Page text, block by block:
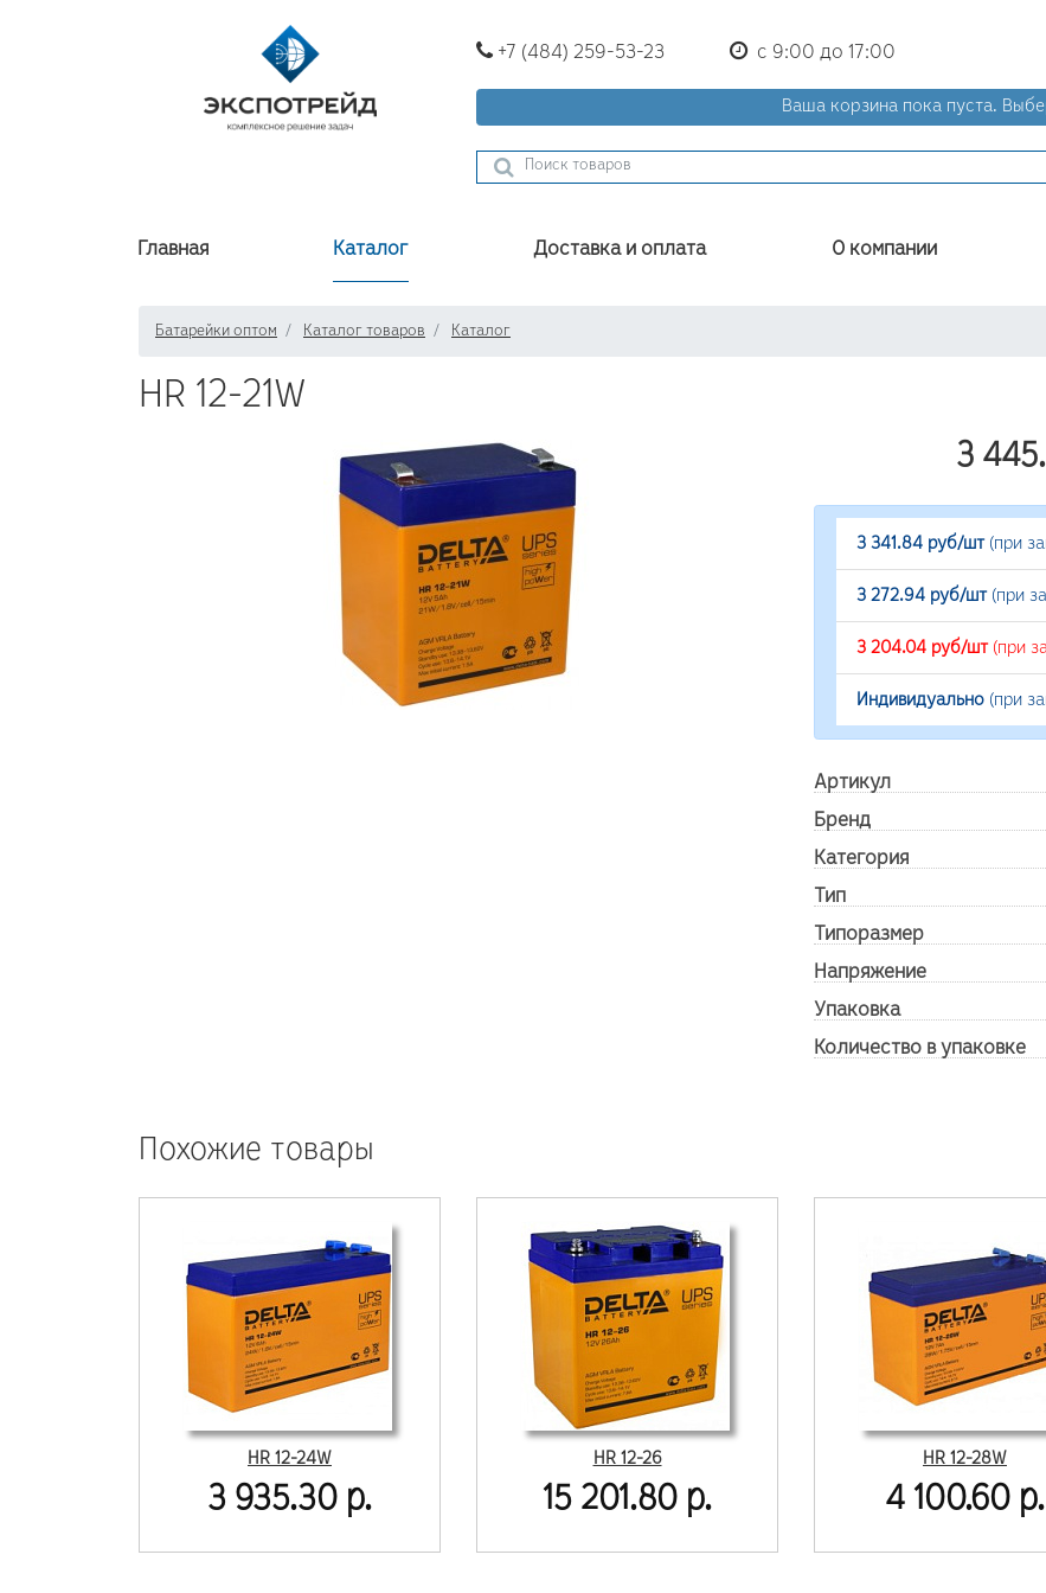
+7 (484) 259-53-23 с 9:00 до 17:00
Ваша корзина пока пуста.
Главная Каталог Доставка и оплата О компании
Батарейки оптом Каталог товаров Каталог
HR 12-21W
3
3 341.84 руб/шт(при
3 272.94 руб/шт(при
3 204.04 руб/шт(при
Индивидуально (при
Артикул
Бренд
Категория
Тип
Типоразмер
Напряжение
Упаковка
Количество в упаковке
Похожие товары
HR 12-24W
3 935.30 р.
HR 12-26
15 201.80 р.
HR 12-28W
4 100.60 р.